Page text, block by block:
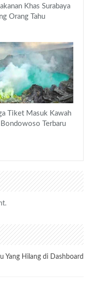
Khas Surabaya
Orang Tahu
Tiket Masuk Kawah
Bondowoso Terbaru
Yang Hilang di Dashboard